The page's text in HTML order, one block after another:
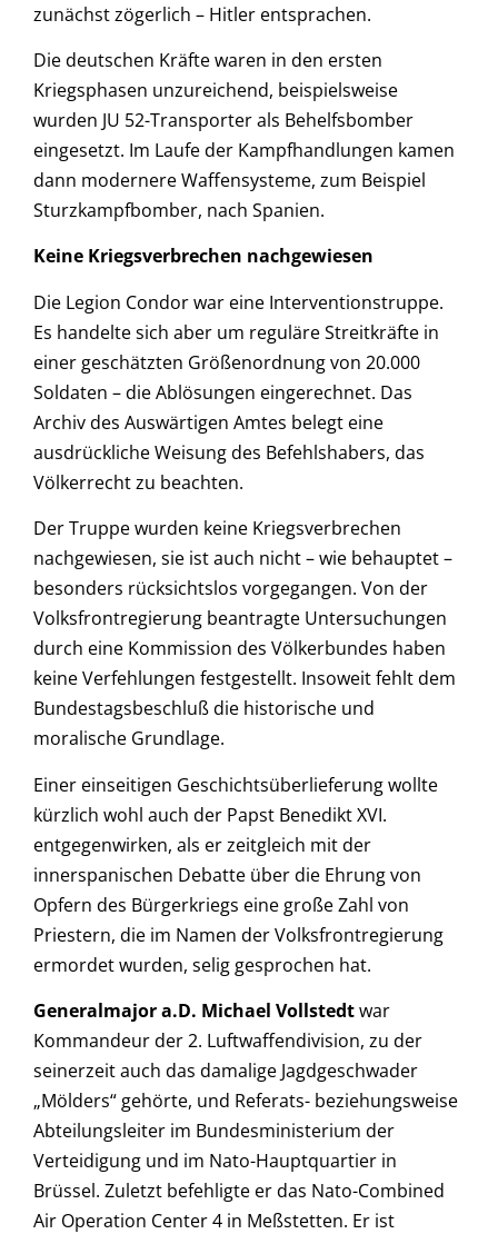
zunächst zögerlich – Hitler entsprachen.
Die deutschen Kräfte waren in den ersten
Kriegsphasen unzureichend, beispielsweise
wurden JU 52-Transporter als Behelfsbomber
eingesetzt. Im Laufe der Kampfhandlungen kamen
dann modernere Waffensysteme, zum Beispiel
Sturzkampfbomber, nach Spanien.
Keine Kriegsverbrechen nachgewiesen
Die Legion Condor war eine Interventionstruppe.
Es handelte sich aber um reguläre Streitkräfte in
einer geschätzten Größenordnung von 20.000
Soldaten – die Ablösungen eingerechnet. Das
Archiv des Auswärtigen Amtes belegt eine
ausdrückliche Weisung des Befehlshabers, das
Völkerrecht zu beachten.
Der Truppe wurden keine Kriegsverbrechen
nachgewiesen, sie ist auch nicht – wie behauptet –
besonders rücksichtslos vorgegangen. Von der
Volksfrontregierung beantragte Untersuchungen
durch eine Kommission des Völkerbundes haben
keine Verfehlungen festgestellt. Insoweit fehlt dem
Bundestagsbeschluß die historische und
moralische Grundlage.
Einer einseitigen Geschichtsüberlieferung wollte
kürzlich wohl auch der Papst Benedikt XVI.
entgegenwirken, als er zeitgleich mit der
innerspanischen Debatte über die Ehrung von
Opfern des Bürgerkriegs eine große Zahl von
Priestern, die im Namen der Volksfrontregierung
ermordet wurden, selig gesprochen hat.
Generalmajor a.D. Michael Vollstedtwar
Kommandeur der 2. Luftwaffendivision, zu der
seinerzeit auch das damalige Jagdgeschwader
„Mölders“ gehörte, und Referats- beziehungsweise
Abteilungsleiter im Bundesministerium der
Verteidigung und im Nato-Hauptquartier in
Brüssel. Zuletzt befehligte er das Nato-Combined
Air Operation Center 4 in Meßstetten. Er ist